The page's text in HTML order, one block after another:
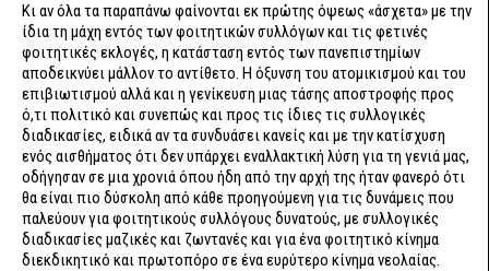
Κι αν όλα τα παραπάνω φαίνονται εκ πρώτης όψεως «άσχετα» με την
ίδια τη μάχη εντός των φοιτητικών συλλόγων και τις φετινές
φοιτητικές εκλογές, η κατάσταση εντός των πανεπιστημίων
αποδεικνύει μάλλον το αντίθετο. Η όξυνση του ατομικισμού και του
επιβιωτισμού αλλά και η γενίκευση μιας τάσης αποστροφής προς
ό,τι πολιτικό και συνεπώς και προς τις ίδιες τις συλλογικές
διαδικασίες, ειδικά αν τα συνδυάσει κανείς και με την κατίσχυση
ενός αισθήματος ότι δεν υπάρχει εναλλακτική λύση για τη γενιά μας,
οδήγησαν σε μια χρονιά όπου ήδη από την αρχή της ήταν φανερό ότι
θα είναι πιο δύσκολη από κάθε προηγούμενη για τις δυνάμεις που
παλεύουν για φοιτητικούς συλλόγους δυνατούς, με συλλογικές
διαδικασίες μαζικές και ζωντανές και για ένα φοιτητικό κίνημα
διεκδικητικό και πρωτοπόρο σε ένα ευρύτερο κίνημα νεολαίας.